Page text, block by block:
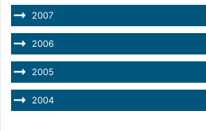
2007
2006
2005
2004